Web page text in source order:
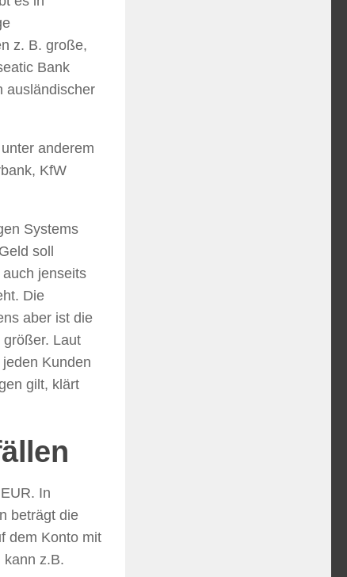
z. B. große,
Bank
ausländischer
anderem
KfW
Systems
soll
jenseits
Die
aber ist die
Laut
Kunden
gilt, klärt
In
beträgt die
dem Konto mit
kann z.B.